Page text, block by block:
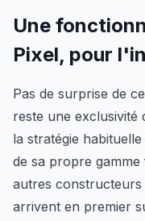
Une
Pixel, pour
Pas de surprise de
reste une exclusivité
la stratégie habituelle
de sa propre gamme
autres
arrivent en premier